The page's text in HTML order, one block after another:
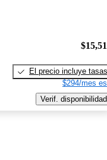
El precio incluye tasas
$294/mes
Verif. disponibilidad